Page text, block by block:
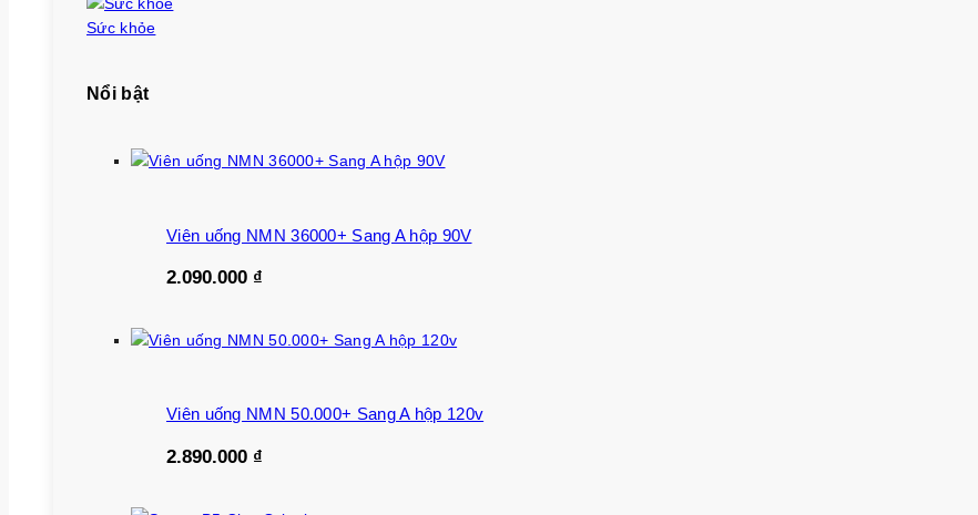
Sức khỏe
Nổi bật
Viên uống NMN 36000+ Sang A hộp 90V
2.090.000 ₫
Viên uống NMN 50.000+ Sang A hộp 120v
2.890.000 ₫